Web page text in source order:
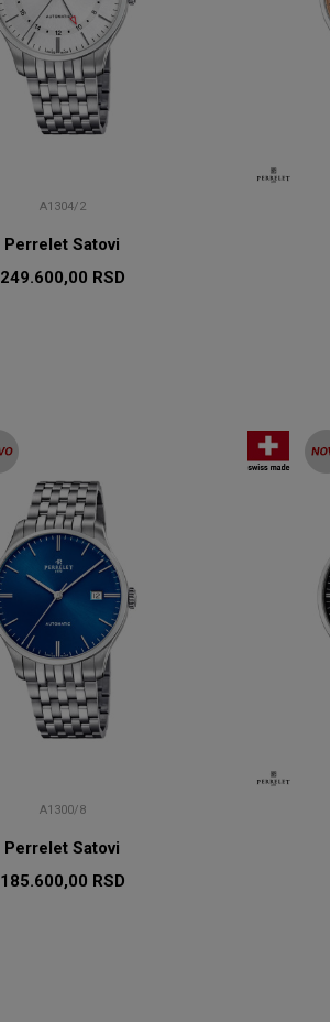
A1304/2
Perrelet Satovi
249.600,00 RSD
A1300/8
Perrelet Satovi
185.600,00 RSD